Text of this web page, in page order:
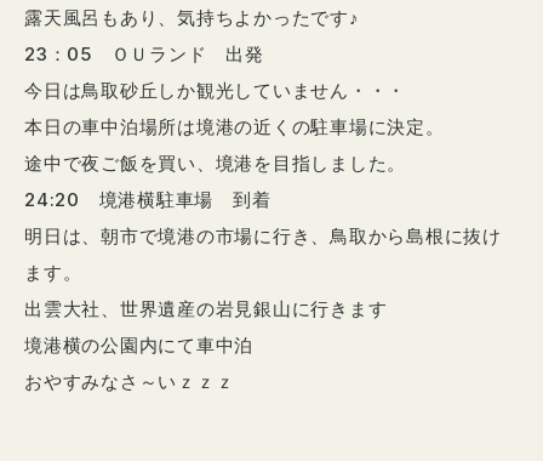
露天風呂もあり、気持ちよかったです♪
23：05 ＯＵランド 出発
今日は鳥取砂丘しか観光していません・・・
本日の車中泊場所は境港の近くの駐車場に決定。
途中で夜ご飯を買い、境港を目指しました。
24:20 境港横駐車場 到着
明日は、朝市で境港の市場に行き、鳥取から島根に抜け
ます。
出雲大社、世界遺産の岩見銀山に行きます
境港横の公園内にて車中泊
おやすみなさ～いｚｚｚ